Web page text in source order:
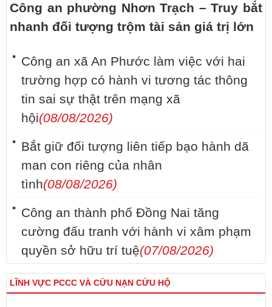
Công an phường Nhơn Trạch – Truy bắt
nhanh đối tượng trộm tài sản giá trị lớn
Công an xã An Phước làm việc với hai
trường hợp có hành vi tương tác thông
tin sai sự thật trên mạng xã
hội(08/08/2026)
Bắt giữ đối tượng liên tiếp bạo hành dã
man con riêng của nhân
tình(08/08/2026)
Công an thành phố Đồng Nai tăng
cường đấu tranh với hành vi xâm phạm
quyền sở hữu trí tuệ(07/08/2026)
LĨNH VỰC PCCC VÀ CỨU NẠN CỨU HỘ